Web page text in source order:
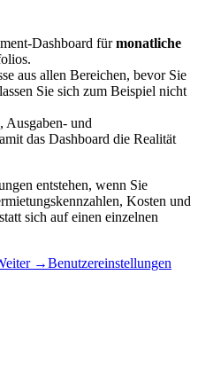
Dashboard fürmonatliche
aus allen Bereichen, bevor Sie
Sie sich zum Beispiel nicht
Ausgaben- und
das Dashboard die Realität
entstehen, wenn Sie
Kosten und
sich auf einen einzelnen
→Benutzereinstellungen